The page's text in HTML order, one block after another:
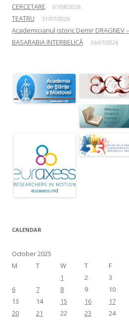
CERCETARE 07/08/2026
TEATRU 31/07/2026
Academicianul istoric Demir DRAGNEV
BASARABIA INTERBELICĂ 26/07/2026
CALENDAR
October 2025
M
T W T F
1 2 3
6
7 8 9 10
13
14 15 16 17
20
21 22 23 24